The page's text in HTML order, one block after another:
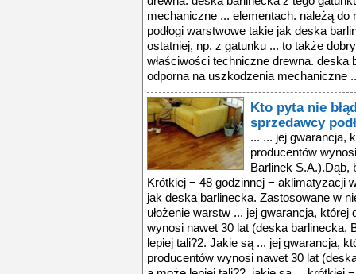
mechaniczne ... elementach. należą do
podłogi warstwowe takie jak deska
ostatniej, np. z gatunku ... to także
właściwości techniczne drewna. deska
odporna na uszkodzenia mechaniczne
Kto pyta nie
sprzedawcy
... ... jej gwarancja,
producentów
Barlinek S.A.).Dąb,
Krótkiej − 48 godzinnej − aklimatyzacji
jak deska barlinecka. Zastosowane w
ułożenie warstw ... jej gwarancja,
wynosi nawet 30 lat (deska barlinecka,
lepiej tali?2. Jakie są ... jej gwarancja,
producentów wynosi nawet 30 lat